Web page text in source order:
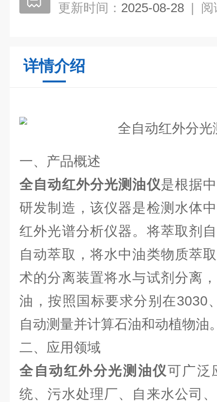
更新时间： 2025-08-28 | 阅
详情介绍
一、产品概述
全自动红外分光测油仪是根据
研发制造，该仪器是检测水体
红外光谱分析仪器。将萃取剂
自动萃取，将水中油类物质萃
术的分离装置将水与试剂分离
油，按照国标要求分别在3030
自动测量并计算石油和动植物油
二、应用领域
全自动红外分光测油仪可广泛
统、污水处理厂、自来水公司